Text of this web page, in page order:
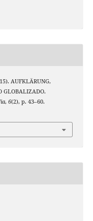
AUFKLÄRUNG,
GLOBALIZADO.
, 6(2), p. 43–60.